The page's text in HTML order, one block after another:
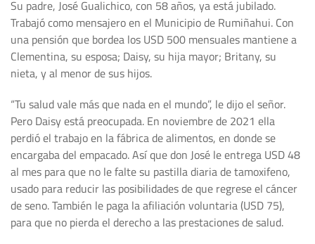
Su padre, José Gualichico, con 58 años, ya está jubilado.
Trabajó como mensajero en el Municipio de Rumiñahui. Con
una pensión que bordea los USD 500 mensuales mantiene a
Clementina, su esposa; Daisy, su hija mayor; Britany, su
nieta, y al menor de sus hijos.
“Tu salud vale más que nada en el mundo”, le dijo el señor.
Pero Daisy está preocupada. En noviembre de 2021 ella
perdió el trabajo en la fábrica de alimentos, en donde se
encargaba del empacado. Así que don José le entrega USD 48
al mes para que no le falte su pastilla diaria de tamoxifeno,
usado para reducir las posibilidades de que regrese el cáncer
de seno. También le paga la afiliación voluntaria (USD 75),
para que no pierda el derecho a las prestaciones de salud.